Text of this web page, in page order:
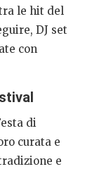
le hit del
DJ set
con
di
curata e
e